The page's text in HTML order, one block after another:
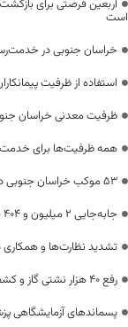
اربعین فرصتی برای
است
خراسان جنوبی در
استفاده از ظرفیت
ظرفیت معدنی خراسان
همه ظرفیت‌ها برای
53 موکب خراسان جنوبی در خدمت زائران اربعین
جابه‌جایی 2 میلیون و 404 هزار تن کالا از خراسان جنوبی به سراسر کشور
تشدید نظارت‌ها و
رفع 40 هزار نشتی گاز و کشف 76 مورد سرقت گاز در چهار ماهه نخست سال
پسماندهای آزمایشگاهی